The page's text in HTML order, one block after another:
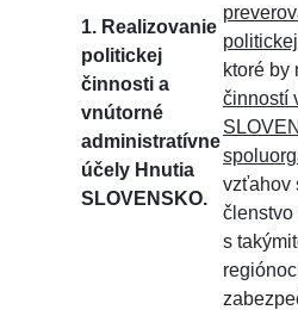
1. Realizovanie
politickej
činnosti a
vnútorné
administratívne
účely Hnutia
SLOVENSKO.
ktoré by
činností
vzťahov
členstvo
s